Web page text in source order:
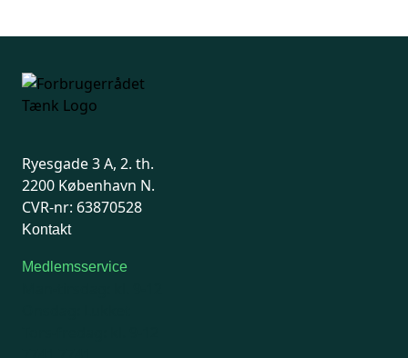
Ryesgade 3 A, 2. th.
2200 København N.
CVR-nr: 63870528
Kontakt
Medlemsservice